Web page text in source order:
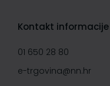
Kontakt informacije
01 650 28 80
e-trgovina@nn.hr